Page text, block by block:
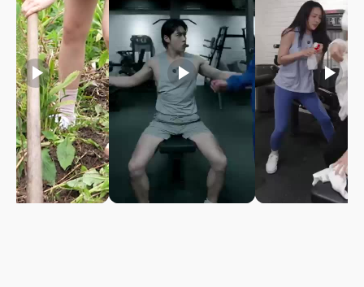
play_arrow play_arrow play_arrow